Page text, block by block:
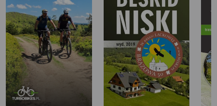
Wjazd na Jaworzynę - najlepiej stokiem narciarskim aż na
szczyt
Ze szczytu widoki na Tatry, Beskid Niski z Lackową i
Beskid Sądecki
Zjazd do Krynicy Czarnego Potoku najpierw drogą
utwardzoną ale dość kamienistą i stromą potem już
asfaltem
Od Czarnego Potoku ścieżką rowerową przez Powroźnik
do Muszyny wzdłuż potoku Kryniczanka. W Powroźniku